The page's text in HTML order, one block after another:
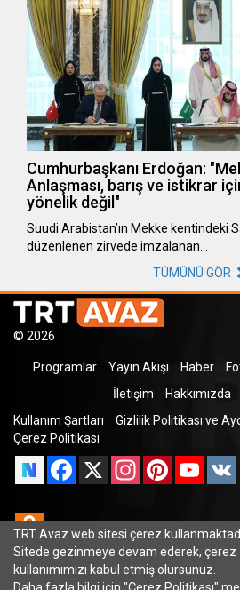
Cumhurbaşkanı Erdoğan:
Anlaşması, barış ve istikrar
yönelik değil"
Suudi Arabistan’ın Mekke kentindeki
düzenlenen zirvede imzalanan…
TÜMÜNÜ GÖR
© 2026
Programlar Yayın Akışı Haber
İletişim
Hakkımızda
Kullanım Şartları
Gizlilik Politikası ve
Çerez Politikası
Facebook
X InstagramPinterest
Odnoklassniki
TRT Avaz web sitesi çerez
Sitede gezinmeye devam ederek, çerez
kullanımımızı kabul etmiş olursunuz.
Daha fazla bilgi için "Çerez Politikası"